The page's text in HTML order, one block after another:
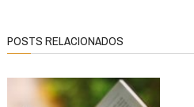
POSTS RELACIONADOS